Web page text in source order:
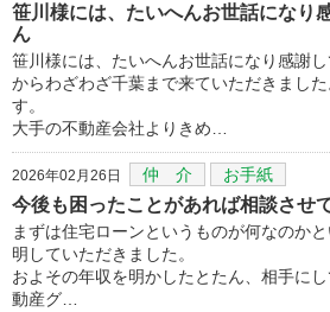
笹川様には、たいへんお世話になり
ん
笹川様には、たいへんお世話になり感謝
からわざわざ千葉まで来ていただきまし
す。
大手の不動産会社よりきめ…
2026年02月26日 仲 介 お手紙
今後も困ったことがあれば相談させ
まずは住宅ローンというものが何なのか
明していただきました。
およその年収を明かしたとたん、相手に
動産グ…